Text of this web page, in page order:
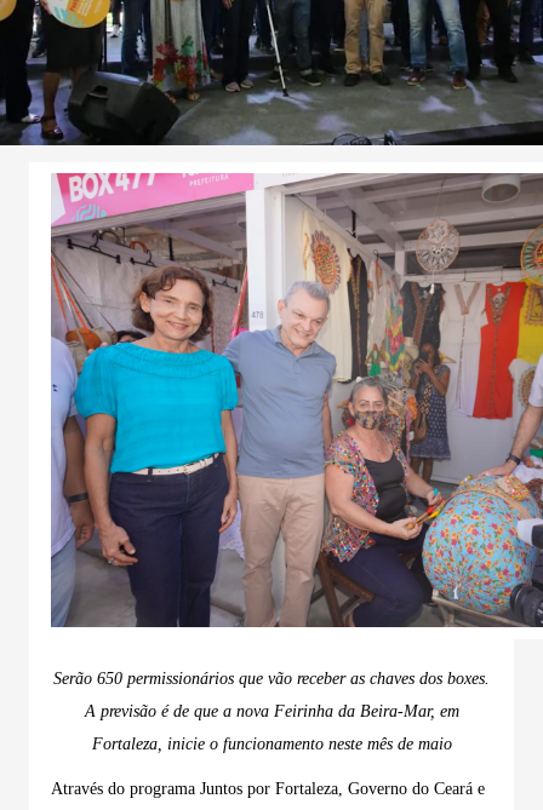
Serão 650 permissionários que vão receber as chaves dos boxes.
A previsão é de que a nova Feirinha da Beira-Mar, em
Fortaleza, inicie o funcionamento neste mês de maio
Através do programa Juntos por Fortaleza, Governo do Ceará e